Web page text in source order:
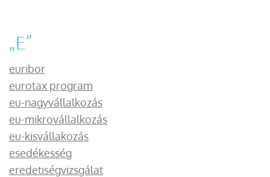
„E”
euribor
eurotax program
eu-nagyvállalkozás
eu-mikrovállalkozás
eu-kisvállakozás
esedékesség
eredetiségvizsgálat